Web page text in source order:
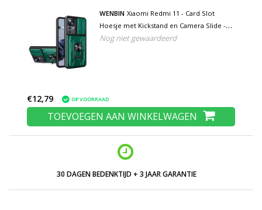
WENBIN Xiaomi Redmi 11 - Card Slot
Hoesje met Kickstand en Camera Slide -
Pop Grip Cover - Groen
Nog niet gewaardeerd
€12,79 OP VOORRAAD
TOEVOEGEN AAN WINKELWAGEN
30 DAGEN BEDENKTIJD + 3 JAAR GARANTIE